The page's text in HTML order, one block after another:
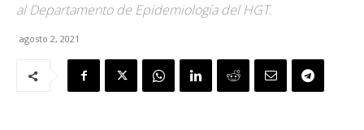
al Departamento de Epidemiología del HGT.
agosto 2, 2021